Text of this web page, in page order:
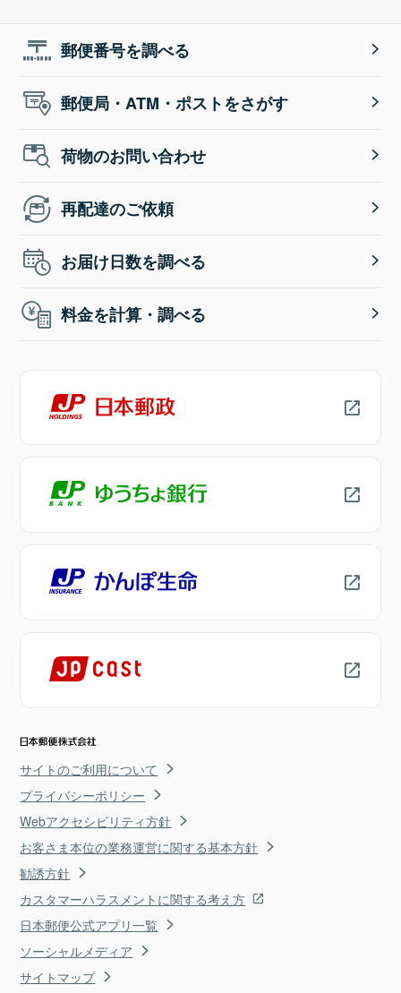
郵便番号を調べる
郵便局・ATM・ポストをさがす
荷物のお問い合わせ
再配達のご依頼
お届け日数を調べる
料金を計算・調べる
サイトのご利用について
プライバシーポリシー
Webアクセシビリティ方針
お客さま本位の業務運営に関する基本方針
勧誘方針
カスタマーハラスメントに関する考え方
日本郵便公式アプリ一覧
ソーシャルメディア
サイトマップ